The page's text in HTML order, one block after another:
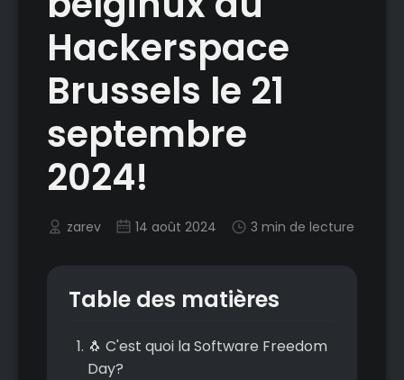
Hackerspace
Brussels le 21
septembre
2024!
zarev 14 août 2024 3 min de lecture
Table des matières
🐧 C'est quoi la Software Freedom
Day?